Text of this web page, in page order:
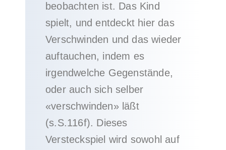
beobachten ist. Das Kind
spielt, und entdeckt hier das
Verschwinden und das wieder
auftauchen, indem es
irgendwelche Gegenstände,
oder auch sich selber
«verschwinden» läßt
(s.S.116f). Dieses
Versteckspiel wird sowohl auf